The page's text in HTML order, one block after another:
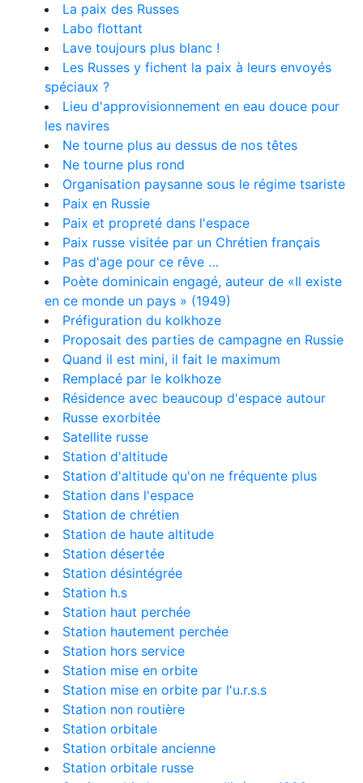
La paix des Russes
Labo flottant
Lave toujours plus blanc !
Les Russes y fichent la paix à leurs envoyés
spéciaux ?
Lieu d'approvisionnement en eau douce pour
les navires
Ne tourne plus au dessus de nos têtes
Ne tourne plus rond
Organisation paysanne sous le régime tsariste
Paix en Russie
Paix et propreté dans l'espace
Paix russe visitée par un Chrétien français
Pas d'age pour ce rêve …
Poète dominicain engagé, auteur de «Il existe
en ce monde un pays » (1949)
Préfiguration du kolkhoze
Proposait des parties de campagne en Russie
Quand il est mini, il fait le maximum
Remplacé par le kolkhoze
Résidence avec beaucoup d'espace autour
Russe exorbitée
Satellite russe
Station d'altitude
Station d'altitude qu'on ne fréquente plus
Station dans l'espace
Station de chrétien
Station de haute altitude
Station désertée
Station désintégrée
Station h.s
Station haut perchée
Station hautement perchée
Station hors service
Station mise en orbite
Station mise en orbite par l'u.r.s.s
Station non routière
Station orbitale
Station orbitale ancienne
Station orbitale russe